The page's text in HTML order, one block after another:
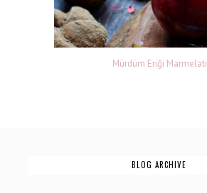
Mürdüm Eriği Marmelatı
BLOG ARCHIVE